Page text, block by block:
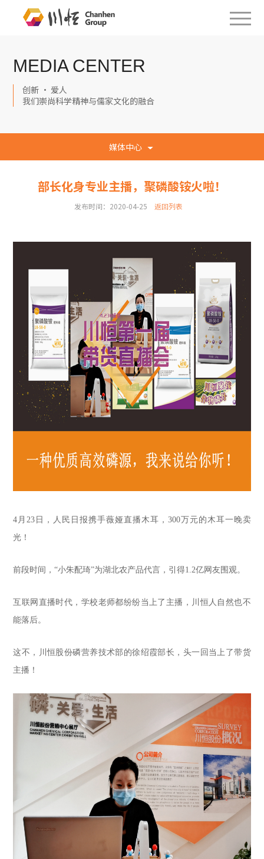
MEDIA CENTER
创新 · 爱人
我们崇尚科学精神与儒家文化的融合
媒体中心
部长化身专业主播，聚磷酸铵火啦！
发布时间：2020-04-25 返回列表
4月23日，人民日报携手薇娅直播木耳，300万元的木耳一晚卖
光！
前段时间，“小朱配琦”为湖北农产品代言，引得1.2亿网友围观。
互联网直播时代，学校老师都纷纷当上了主播，川恒人自然也不
能落后。
这不，川恒股份磷营养技术部的徐绍霞部长，头一回当上了带货
主播！